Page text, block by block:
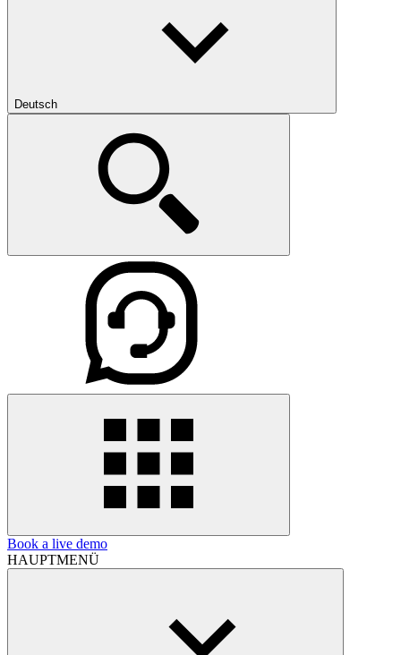
Deutsch
Book a live demo
HAUPTMENÜ